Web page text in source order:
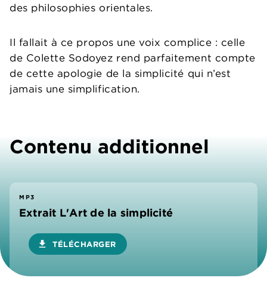
des philosophies orientales.
Il fallait à ce propos une voix complice : celle
de Colette Sodoyez rend parfaitement compte
de cette apologie de la simplicité qui n’est
jamais une simplification.
Contenu additionnel
MP3
Extrait L'Art de la simplicité
download TÉLÉCHARGER